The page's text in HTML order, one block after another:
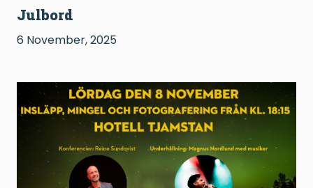
Julbord
6 November, 2025